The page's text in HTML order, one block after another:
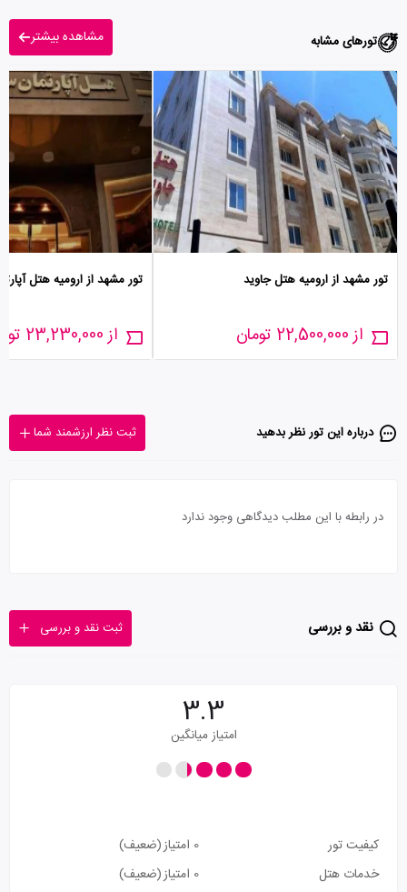
تورهای مشابه مشاهده بیشتر
تور مشهد از ارومیه هتل جاوید
از 22,500,000 تومان
تور مشهد از ارومیه هتل
از 23,230,000 تومان
درباره این تور‌ نظر بدهید ثبت نظر ارزشمند شما
در رابطه با این مطلب دیدگاهی وجود ندارد
نقد و بررسی ثبت نقد و بررسی
3.3
امتیاز میانگین
کیفیت تور 0 امتیاز
(ضعیف)
خدمات هتل
0 امتیاز
(ضعیف)